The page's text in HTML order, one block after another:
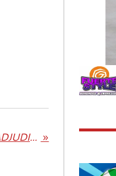
EL AYUNTAMIENTO DE PÁJARA ADJUDICA EL CONTRATO PARA LA REDACCIÓN DEL PROYECTO DEL POLIDEPORTIVO DE COSTA CALMA »